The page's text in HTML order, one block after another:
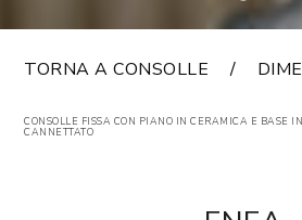
TORNA A CONSOLLE
CONSOLLE FISSA CON PIANO IN CERAMICA E BASE
CANNETTATO